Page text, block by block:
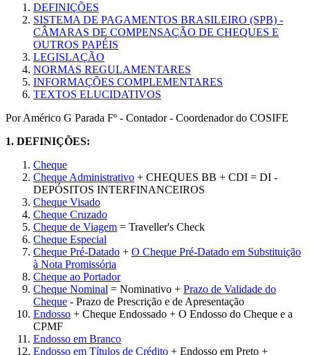
DEFINIÇÕES
SISTEMA DE PAGAMENTOS BRASILEIRO (SPB) -
CÂMARAS DE COMPENSAÇÃO DE CHEQUES E
OUTROS PAPÉIS
LEGISLAÇÃO
NORMAS REGULAMENTARES
INFORMAÇÕES COMPLEMENTARES
TEXTOS ELUCIDATIVOS
Por Américo G Parada Fº - Contador - Coordenador do COSIFE
1. DEFINIÇÕES:
Cheque
Cheque Administrativo + CHEQUES BB + CDI = DI -
DEPÓSITOS INTERFINANCEIROS
Cheque Visado
Cheque Cruzado
Cheque de Viagem = Traveller's Check
Cheque Especial
Cheque Pré-Datado + O Cheque Pré-Datado em Substituição
à Nota Promissória
Cheque ao Portador
Cheque Nominal = Nominativo + Prazo de Validade do
Cheque - Prazo de Prescrição e de Apresentação
Endosso + Cheque Endossado + O Endosso do Cheque e a
CPMF
Endosso em Branco
Endosso em Títulos de Crédito + Endosso em Preto +